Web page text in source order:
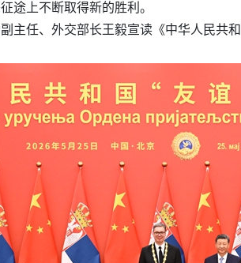
途上不断取得新的胜利。
主任、外交部长王毅宣读《中华人民共和